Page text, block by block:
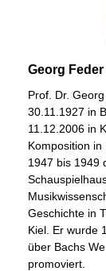
Georg Feder
Prof. Dr.
30.11.1927 in
11.12.2006 in
Komposition
1947 bis 1949
Geschichte in
Kiel. Er wurde
über Bachs
promoviert.